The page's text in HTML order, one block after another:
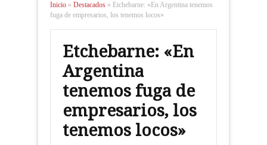
Inicio » Destacados » Etchebarne: «En Argentina tenemos
fuga de empresarios, los tenemos locos»
Etchebarne: «En
Argentina
tenemos fuga de
empresarios, los
tenemos locos»